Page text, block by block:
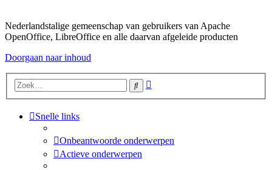
Nederlandstalige gemeenschap van gebruikers van Apache
OpenOffice, LibreOffice en alle daarvan afgeleide producten
Doorgaan naar inhoud
Zoek
Snelle links
Onbeantwoorde onderwerpen
Actieve onderwerpen